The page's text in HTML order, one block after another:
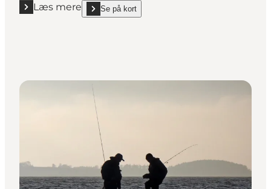
Læs mere
Læs mere "Cykeludlejning - Visitmors"
Se på kort
show Cykeludlejning - Visitmors on_map